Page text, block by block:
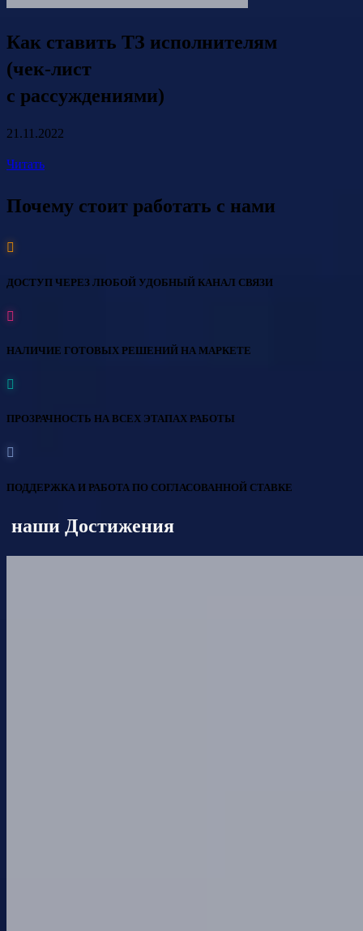
Как ставить ТЗ исполнителям
(чек-лист
с рассуждениями)
21.11.2022
Читать
Почему стоит работать с нами
ДОСТУП ЧЕРЕЗ ЛЮБОЙ УДОБНЫЙ КАНАЛ СВЯЗИ
НАЛИЧИЕ ГОТОВЫХ РЕШЕНИЙ НА МАРКЕТЕ
ПРОЗРАЧНОСТЬ НА ВСЕХ ЭТАПАХ РАБОТЫ
ПОДДЕРЖКА И РАБОТА ПО СОГЛАСОВАННОЙ СТАВКЕ
наши Достижения